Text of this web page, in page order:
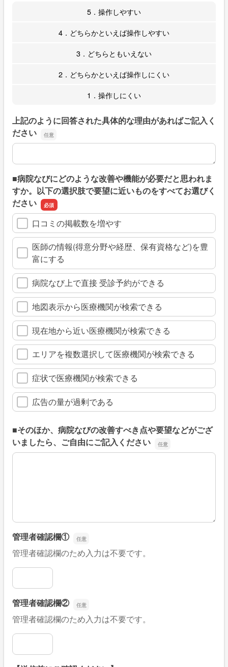
5．操作しやすい
4．どちらかといえば操作しやすい
3．どちらともいえない
2．どちらかといえば操作しにくい
1．操作しにくい
上記のように回答された具体的な理由があればご記入く
ださい
上記のように回答された具体的な理由があればご記入くだ
■病院なびにどのような改善や機能が必要だと思われま
すか。以下の選択肢で要望に近いものをすべてお選びく
ださい
口コミの掲載数を増やす
医師の情報(得意分野や経歴、保有資格など)を豊
富にする
病院なび上で直接 受診予約ができる
地図表示から医療機関が検索できる
現在地から近い医療機関が検索できる
エリアを複数選択して医療機関が検索できる
症状で医療機関が検索できる
広告の量が過剰である
■そのほか、病院なびの改善すべき点や要望などがござ
いましたら、ご自由にご記入ください
■そのほか、病院なびの改善すべき点や要望などがござい
管理者確認欄①
管理者確認欄のため入力は不要です。
管理者確認欄①
管理者確認欄②
管理者確認欄のため入力は不要です。
管理者確認欄②